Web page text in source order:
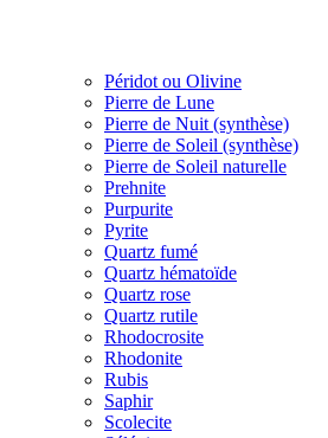
Péridot ou Olivine
Pierre de Lune
Pierre de Nuit (synthèse)
Pierre de Soleil (synthèse)
Pierre de Soleil naturelle
Prehnite
Purpurite
Pyrite
Quartz fumé
Quartz hématoïde
Quartz rose
Quartz rutile
Rhodocrosite
Rhodonite
Rubis
Saphir
Scolecite